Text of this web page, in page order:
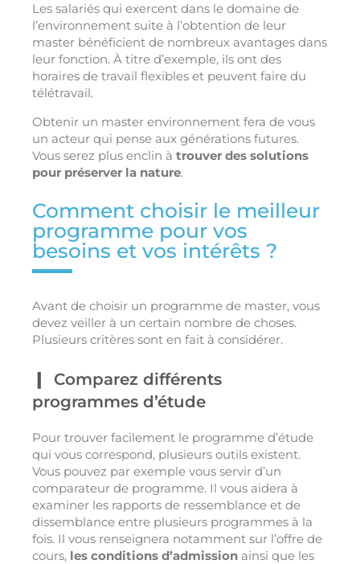
Les salariés qui exercent dans le domaine de
l’environnement suite à l’obtention de leur
master bénéficient de nombreux avantages dans
leur fonction. À titre d’exemple, ils ont des
horaires de travail flexibles et peuvent faire du
télétravail.
Obtenir un master environnement fera de vous
un acteur qui pense aux générations futures.
Vous serez plus enclin à trouver des solutions
pour préserver la nature.
Comment choisir le meilleur
programme pour vos
besoins et vos intérêts ?
Avant de choisir un programme de master, vous
devez veiller à un certain nombre de choses.
Plusieurs critères sont en fait à considérer.
Comparez différents
programmes d’étude
Pour trouver facilement le programme d’étude
qui vous correspond, plusieurs outils existent.
Vous pouvez par exemple vous servir d’un
comparateur de programme. Il vous aidera à
examiner les rapports de ressemblance et de
dissemblance entre plusieurs programmes à la
fois. Il vous renseignera notamment sur l’offre de
cours, les conditions d’admission ainsi que les